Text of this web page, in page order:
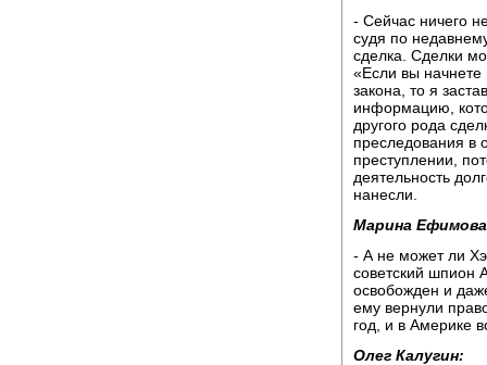
- Сейчас ничего
судя по
сделка. Сделки
«Если вы начнете
закона, то я
информацию,
другого рода
преследования
преступлении,
деятельность
нанесли.
Марина
- А не может ли
советский шпион
освобожден и
ему вернули
год, и в Америке
Олег Калугин: